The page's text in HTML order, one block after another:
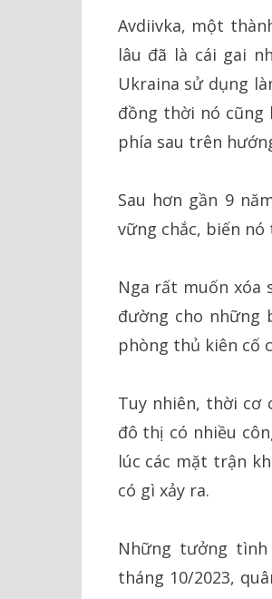
Avdiivka, một
lâu đã là cái gai
Ukraina sử dụng
đồng thời nó cũng
phía sau trên
Sau hơn gần 9
vững chắc, biến
Nga rất muốn xóa
đường cho những
phòng thủ kiên cố
Tuy nhiên, thời cơ
đô thị có nhiều
lúc các mặt trận
có gì xảy ra.
Những tưởng
tháng 10/2023,